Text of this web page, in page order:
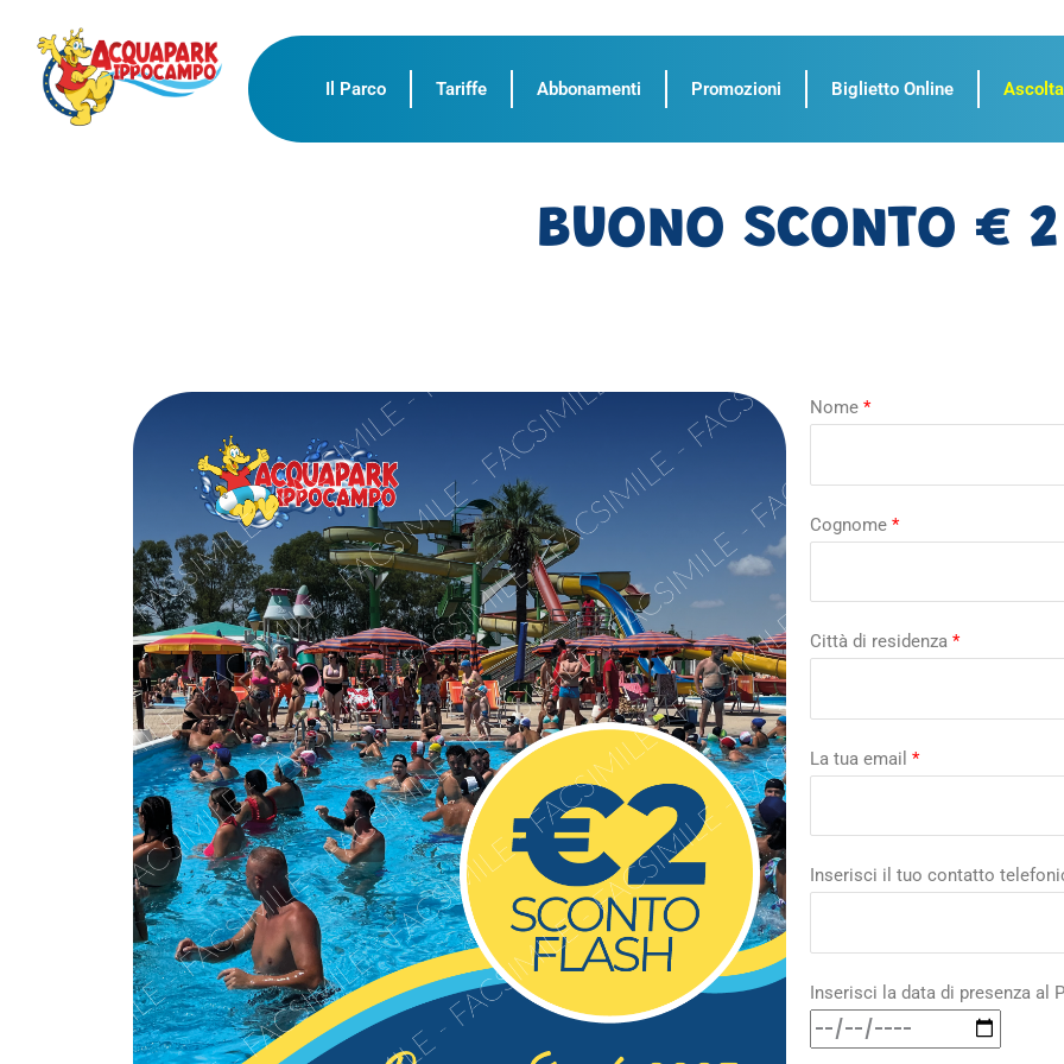
Il Parco Tariffe Abbonamenti Promozioni Biglietto Online
BUONO SCONTO € 2
Nome *
Cognome *
Città di residenza *
La tua email *
Inserisci il tuo contatto
Inserisci la data di presenza al